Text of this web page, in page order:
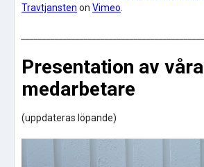
Travtjansten on Vimeo
Presentation av våra
medarbetare
(uppdateras löpande)